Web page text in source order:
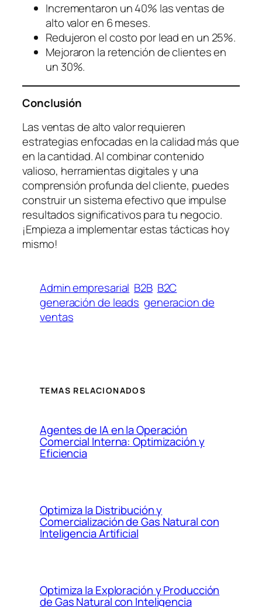
Incrementaron un 40% las ventas de
alto valor en 6 meses.
Redujeron el costo por lead en un 25%.
Mejoraron la retención de clientes en
un 30%.
Conclusión
Las ventas de alto valor requieren
estrategias enfocadas en la calidad más que
en la cantidad. Al combinar contenido
valioso, herramientas digitales y una
comprensión profunda del cliente, puedes
construir un sistema efectivo que impulse
resultados significativos para tu negocio.
¡Empieza a implementar estas tácticas hoy
mismo!
Admin empresarial B2B B2C
generación de leads generacion de
ventas
TEMAS RELACIONADOS
Agentes de IA en la Operación
Comercial Interna: Optimización y
Eficiencia
Optimiza la Distribución y
Comercialización de Gas Natural con
Inteligencia Artificial
Optimiza la Exploración y Producción
de Gas Natural con Inteligencia